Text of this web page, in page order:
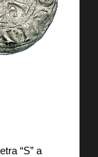
“S” a